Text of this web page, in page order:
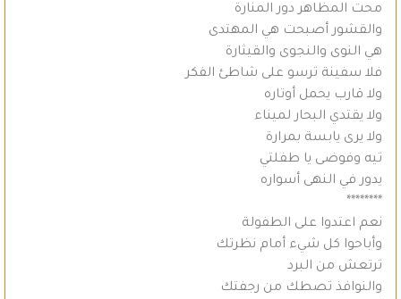
محت المظاهر دور المنارة
والقشور أصبحت هي المهتدى
هي النوى والنجوى والقيثارة
فلا سفينة ترسو على شاطئ الفكر
ولا قارب يحمل أوتاره
ولا يقتدي البحار لميناء
ولا يرى يابسة بمرارة
تيه وفوضى يا طفلتي
يدور في النهى أسواره
********
نعم اعتدوا على الطفولة
وأباحوا كل شيء أمام نظرتك
ترتعش من البرد
والنوافذ تصطك من رجفتك